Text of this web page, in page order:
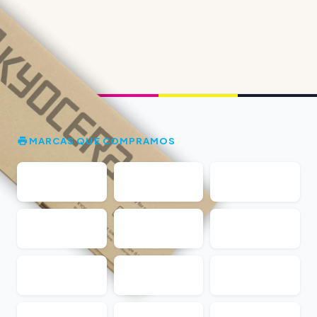
MARCAS QUE COMPRAMOS